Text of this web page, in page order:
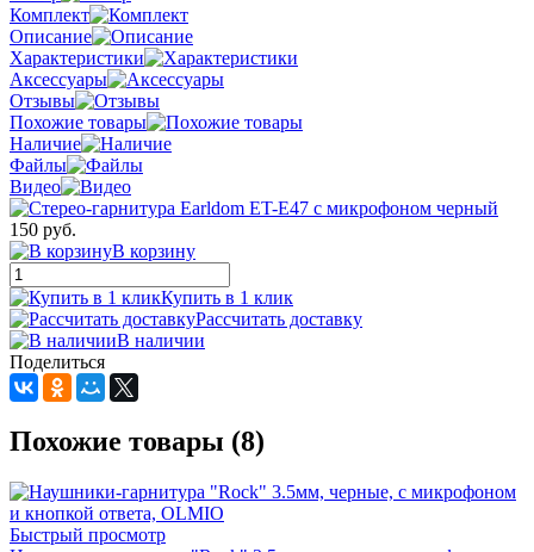
Комплект
Описание
Характеристики
Аксессуары
Отзывы
Похожие товары
Наличие
Файлы
Видео
150 руб.
В корзину
Купить в 1 клик
Рассчитать доставку
В наличии
Поделиться
Похожие товары (8)
Быстрый просмотр